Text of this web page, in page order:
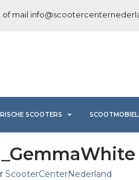
of mail
SCOOTERS
ScooterCenterNederland